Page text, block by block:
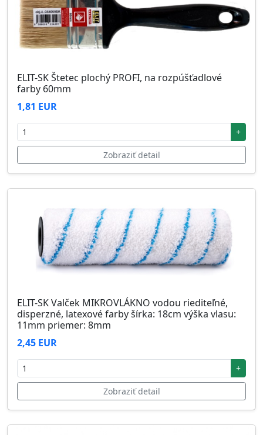
ELIT-SK Štetec plochý PROFI, na rozpúšťadlové
farby 60mm
1,81 EUR
+
Zobraziť detail
ELIT-SK Valček MIKROVLÁKNO vodou riediteľné,
disperzné, latexové farby šírka: 18cm výška vlasu:
11mm priemer: 8mm
2,45 EUR
+
Zobraziť detail